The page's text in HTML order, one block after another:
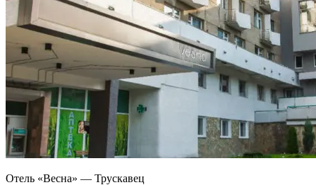
Отель «Весна» — Трускавец